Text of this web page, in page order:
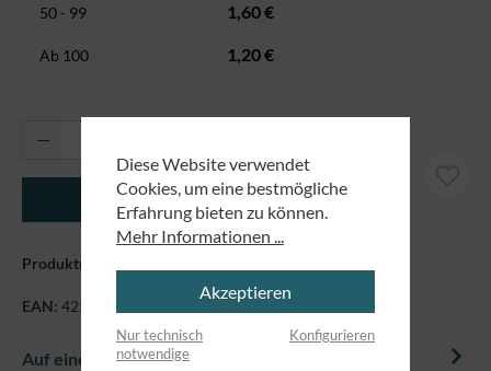
50 - 99 1,60 €
Ab 100 1,20 €
Produkt Anzahl: Gib den gewünschten
In den Warenkorb
Produktnummer:
EAN: 4250479868793
Auf einem Blick
Diese Website verwendet
Cookies, um eine bestmögliche
Erfahrung bieten zu können.
Mehr Informationen ...
Akzeptieren
Nur technisch
notwendige
Konfigurieren